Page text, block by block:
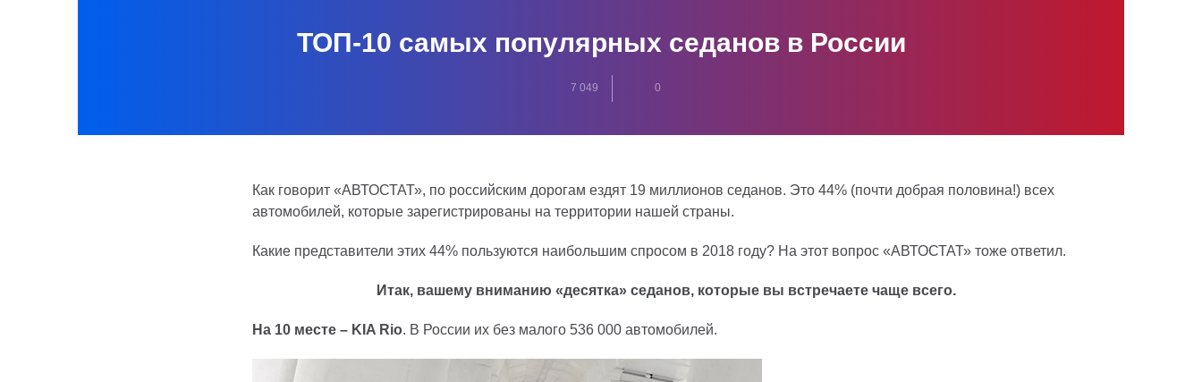
ТОП-10 самых популярных седанов в России
7 049 0
Как говорит «АВТОСТАТ», по российским дорогам ездят 19 миллионов седанов. Это 44% (почти добрая половина!) всех
автомобилей, которые зарегистрированы на территории нашей страны.
Какие представители этих 44% пользуются наибольшим спросом в 2018 году? На этот вопрос «АВТОСТАТ» тоже ответил.
Итак, вашему вниманию «десятка» седанов, которые вы встречаете чаще всего.
На 10 месте – KIA Rio. В России их без малого 536 000 автомобилей.